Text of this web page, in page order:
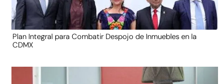
Plan Integral para Combatir Despojo de Inmuebles en la
CDMX